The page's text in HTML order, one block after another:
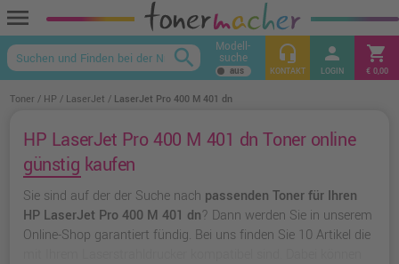
menu
keyboard_arrow_up
search Modell-
suche headset_mic
KONTAKT
person
LOGIN
shopping_cart
€ 0,00
Toner HP LaserJet LaserJet Pro 400 M 401 dn
HP LaserJet Pro 400 M 401 dn Toner online
günstig kaufen
Sie sind auf der der Suche nach passenden Toner für Ihren
HP LaserJet Pro 400 M 401 dn? Dann werden Sie in unserem
Online-Shop garantiert fündig. Bei uns finden Sie 10 Artikel die